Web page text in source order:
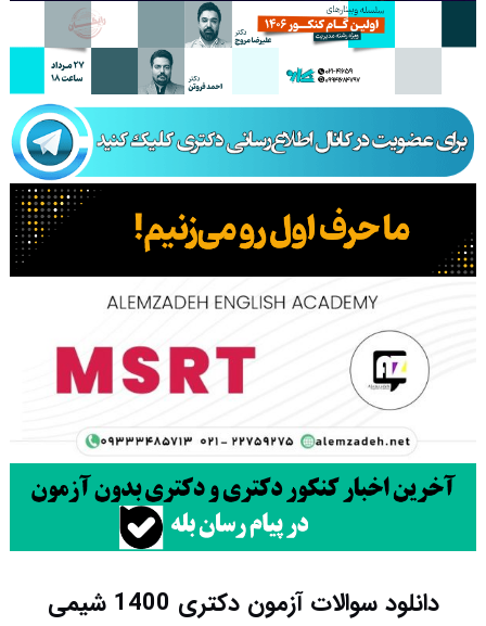
دانلود سوالات آزمون دکتری 1400 شیمی